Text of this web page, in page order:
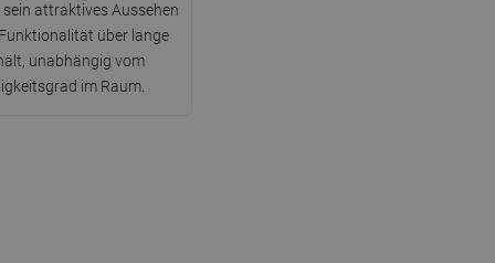
attraktives Aussehen
über lange
unabhängig vom
im Raum.